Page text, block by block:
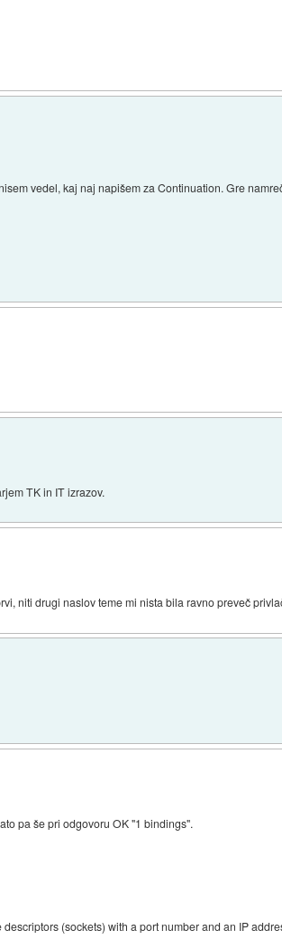
vedel, kaj naj napišem za Continuation. Gre
TK in IT izrazov.
niti drugi naslov teme mi nista bila ravno preveč
pa še pri odgovoru OK "1 bindings".
(sockets) with a port number and an IP